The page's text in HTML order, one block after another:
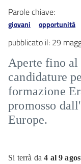
Parole chiave:
giovani opportunità
pubblicato il: 29
Aperte fino al
candidature
formazione
promosso
Europe.
Si terrà da4 al 9